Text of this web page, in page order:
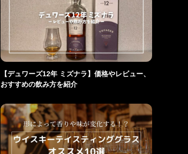
【デュワーズ12年 ミズナラ】価格やレビュー、
おすすめの飲み方を紹介